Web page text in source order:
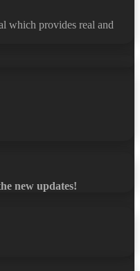
which provides real and
new updates!